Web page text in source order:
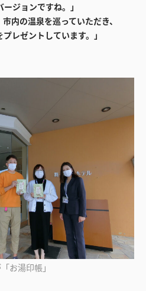
ジョンですね。」
内の温泉を巡っていただき、
レゼントしています。」
お湯印帳」